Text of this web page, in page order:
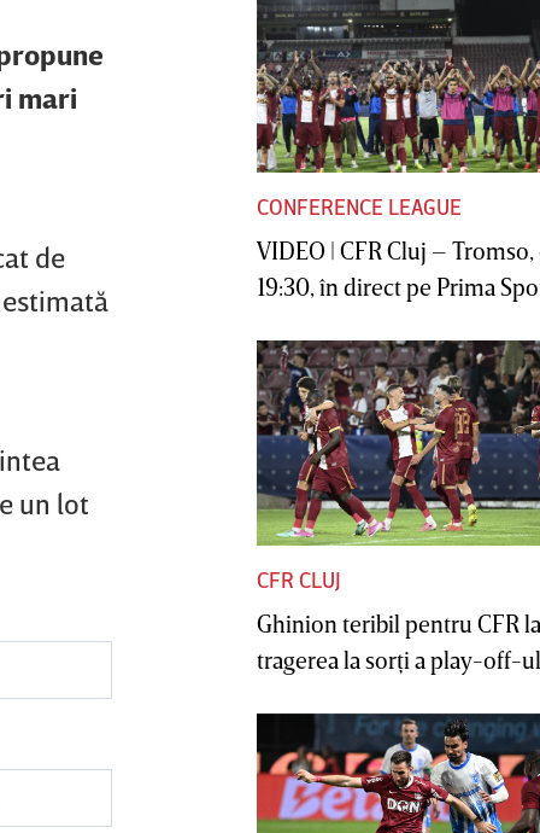
mari
de
un lot
CONFERENCE LEAGUE
VIDEO | CFR Cluj – Tromso,
19:30, în direct pe Prima
CFR CLUJ
Ghinion teribil pentru CFR la
tragerea la sorţi a play-off-